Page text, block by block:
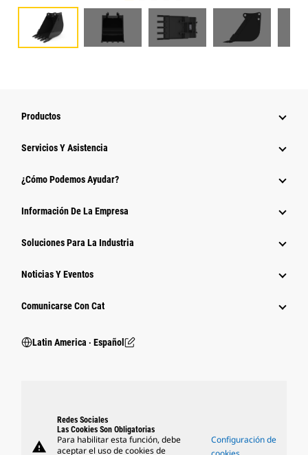
Productos
Servicios Y Asistencia
¿Cómo Podemos Ayudar?
Información De La Empresa
Soluciones Para La Industria
Noticias Y Eventos
Comunicarse Con Cat
Latin America ‧ Español
warning
Redes Sociales
Las Cookies Son Obligatorias
Para habilitar esta función, debe
aceptar el uso de cookies de
Configuración de